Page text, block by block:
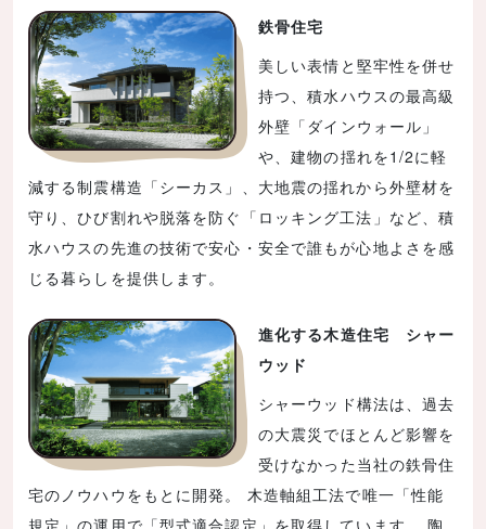
鉄骨住宅
美しい表情と堅牢性を併せ
持つ、積水ハウスの最高級
外壁「ダインウォール」
や、建物の揺れを1/2に軽
減する制震構造「シーカス」、大地震の揺れから外壁材を
守り、ひび割れや脱落を防ぐ「ロッキング工法」など、積
水ハウスの先進の技術で安心・安全で誰もが心地よさを感
じる暮らしを提供します。
進化する木造住宅 シャー
ウッド
シャーウッド構法は、過去
の大震災でほとんど影響を
受けなかった当社の鉄骨住
宅のノウハウをもとに開発。 木造軸組工法で唯一「性能
規定」の運用で「型式適合認定」を取得しています。 陶